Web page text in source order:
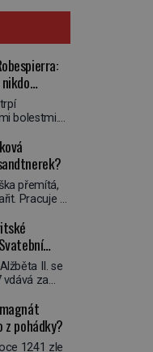
bolestmi.
Když se
si
před lety
mu
to
významný
[…]
přemítá,
Pracuje v
proto
už
lístky,“
ke
letech
kvůli
II. se
vdává za
měla na
podle
její
pohádky?
1241 zle